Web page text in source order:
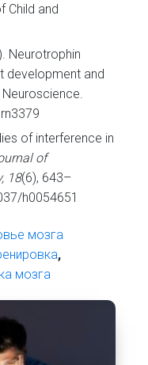
Child and
Neurotrophin
development and
of interference in
of
18(6), 643–
h0054651
мозга
,
мозга